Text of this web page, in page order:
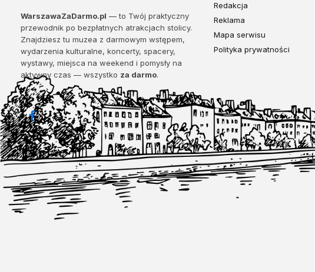
WarszawaZaDarmo.pl — to Twój praktyczny
przewodnik po bezpłatnych atrakcjach stolicy.
Znajdziesz tu muzea z darmowym wstępem,
wydarzenia kulturalne, koncerty, spacery,
wystawy, miejsca na weekend i pomysły na
aktywny czas — wszystko za darmo.
Facebook
Redakcja
Reklama
Mapa serwisu
Polityka prywatności